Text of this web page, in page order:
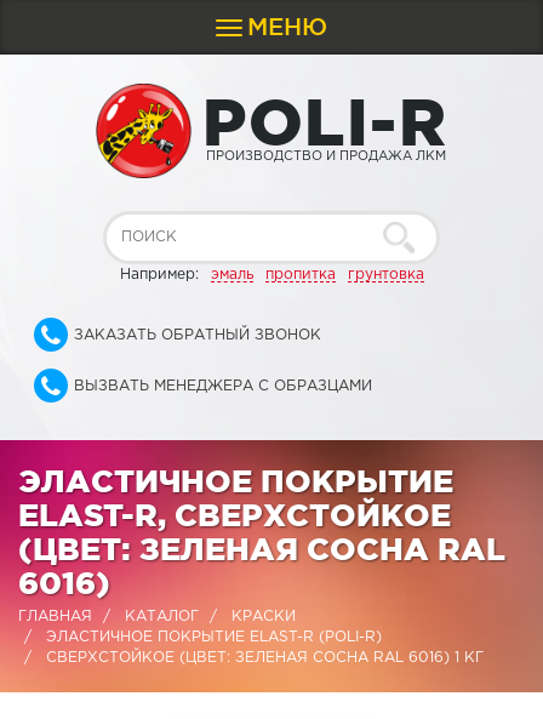
Toggle
navigation
МЕНЮ
POLI-R
ПРОИЗВОДСТВО И ПРОДАЖА ЛКМ
Например: эмаль пропитка грунтовка
ЗАКАЗАТЬ ОБРАТНЫЙ ЗВОНОК
ВЫЗВАТЬ МЕНЕДЖЕРА С ОБРАЗЦАМИ
ЭЛАСТИЧНОЕ ПОКРЫТИЕ
ELAST-R, СВЕРХСТОЙКОЕ
(ЦВЕТ: ЗЕЛЕНАЯ СОСНА RAL
6016)
ГЛАВНАЯ КАТАЛОГ
КРАСКИ
ЭЛАСТИЧНОЕ ПОКРЫТИЕ ELAST-R (POLI-R)
СВЕРХСТОЙКОЕ (ЦВЕТ: ЗЕЛЕНАЯ СОСНА RAL 6016) 1 КГ